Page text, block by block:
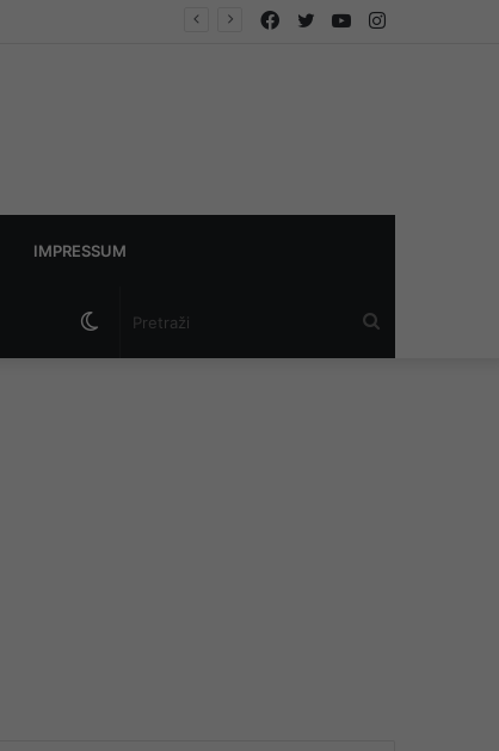
Instagram
YouTube
Twitter
Facebook
IMPRESSUM
Switch